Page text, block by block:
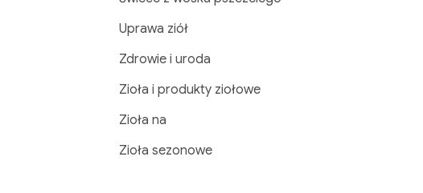
Uprawa ziół
Zdrowie i uroda
Zioła i produkty ziołowe
Zioła na
Zioła sezonowe